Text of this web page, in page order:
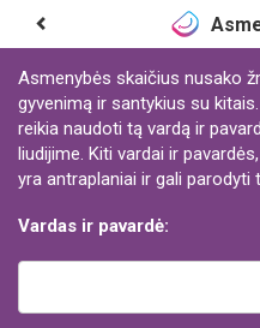
Asmenybės skaičius nusako
gyvenimą ir santykius su
reikia naudoti tą vardą ir
liudijime. Kiti vardai ir
yra antraplaniai ir gali
Vardas ir pavardė: